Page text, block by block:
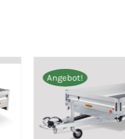
Angebot!